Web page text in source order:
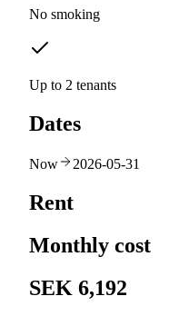
No smoking
Up to 2 tenants
Dates
Now 2026-05-31
Rent
Monthly cost
SEK 6,192